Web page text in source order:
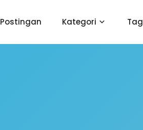
Postingan Kategori Tag